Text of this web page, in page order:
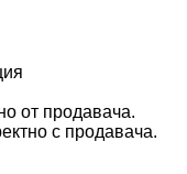
от продавача.
с продавача.